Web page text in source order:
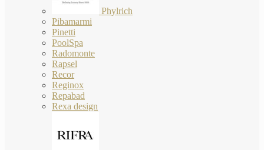
Phylrich
Pibamarmi
Pinetti
PoolSpa
Radomonte
Rapsel
Recor
Reginox
Repabad
Rexa design